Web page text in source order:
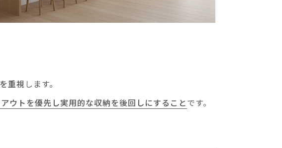
重視 します。
ウトを優先し実用的な収納を後回しにすることです。